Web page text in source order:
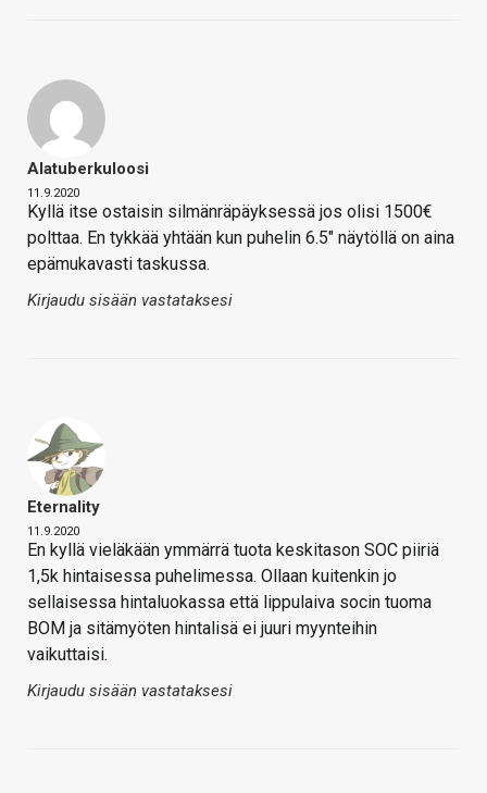
Alatuberkuloosi
11.9.2020
Kyllä itse ostaisin silmänräpäyksessä jos olisi 1500€
polttaa. En tykkää yhtään kun puhelin 6.5" näytöllä on aina
epämukavasti taskussa.
Kirjaudu sisään vastataksesi
Eternality
11.9.2020
En kyllä vieläkään ymmärrä tuota keskitason SOC piiriä
1,5k hintaisessa puhelimessa. Ollaan kuitenkin jo
sellaisessa hintaluokassa että lippulaiva socin tuoma
BOM ja sitämyöten hintalisä ei juuri myynteihin
vaikuttaisi.
Kirjaudu sisään vastataksesi